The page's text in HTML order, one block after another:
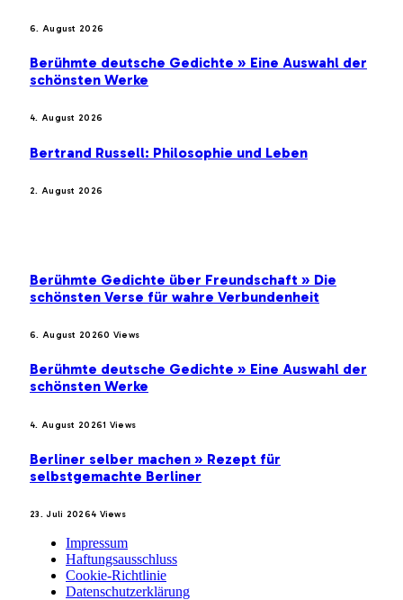
6. August 2026
Berühmte deutsche Gedichte » Eine Auswahl der
schönsten Werke
4. August 2026
Bertrand Russell: Philosophie und Leben
2. August 2026
Berühmte Gedichte über Freundschaft » Die
schönsten Verse für wahre Verbundenheit
6. August 20260 Views
Berühmte deutsche Gedichte » Eine Auswahl der
schönsten Werke
4. August 20261 Views
Berliner selber machen » Rezept für
selbstgemachte Berliner
23. Juli 20264 Views
Impressum
Haftungsausschluss
Cookie-Richtlinie
Datenschutzerklärung